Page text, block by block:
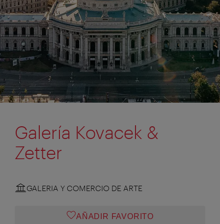
Galería Kovacek &
Zetter
GALERIA Y COMERCIO DE ARTE
AÑADIR FAVORITO